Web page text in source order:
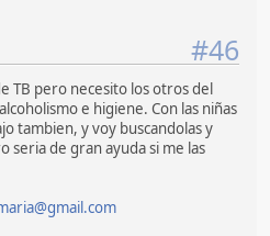
#46
TB pero necesito los otros del
e higiene. Con las niñas
tambien, y voy buscandolas y
seria de gran ayuda si me las